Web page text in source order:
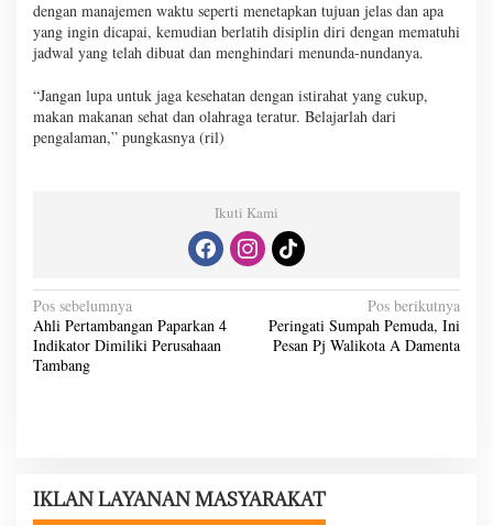
dengan manajemen waktu seperti menetapkan tujuan jelas dan apa
yang ingin dicapai, kemudian berlatih disiplin diri dengan mematuhi
jadwal yang telah dibuat dan menghindari menunda-nundanya.
“Jangan lupa untuk jaga kesehatan dengan istirahat yang cukup,
makan makanan sehat dan olahraga teratur. Belajarlah dari
pengalaman,” pungkasnya (ril)
Ikuti Kami
N
a
v
s
Pos sebelumnya
Ahli Pertambangan Paparkan 4
Indikator Dimiliki Perusahaan
Tambang
Pos berikutnya
Peringati Sumpah Pemuda, Ini
Pesan Pj Walikota A Damenta
IKLAN LAYANAN MASYARAKAT